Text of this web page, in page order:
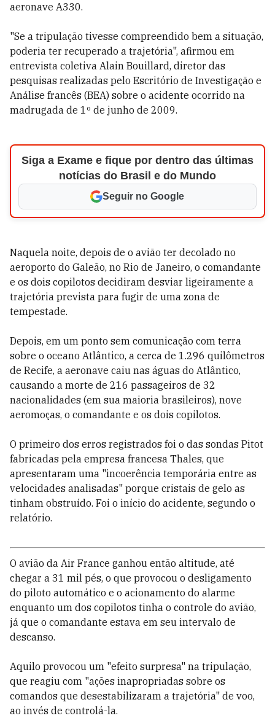
aeronave A330.
"Se a tripulação tivesse compreendido bem a situação,
poderia ter recuperado a trajetória", afirmou em
entrevista coletiva Alain Bouillard, diretor das
pesquisas realizadas pelo Escritório de Investigação e
Análise francês (BEA) sobre o acidente ocorrido na
madrugada de 1º de junho de 2009.
Siga a Exame e fique por dentro das últimas
notícias do Brasil e do Mundo
Seguir no Google
Naquela noite, depois de o avião ter decolado no
aeroporto do Galeão, no Rio de Janeiro, o comandante
e os dois copilotos decidiram desviar ligeiramente a
trajetória prevista para fugir de uma zona de
tempestade.
Depois, em um ponto sem comunicação com terra
sobre o oceano Atlântico, a cerca de 1.296 quilômetros
de Recife, a aeronave caiu nas águas do Atlântico,
causando a morte de 216 passageiros de 32
nacionalidades (em sua maioria brasileiros), nove
aeromoças, o comandante e os dois copilotos.
O primeiro dos erros registrados foi o das sondas Pitot
fabricadas pela empresa francesa Thales, que
apresentaram uma "incoerência temporária entre as
velocidades analisadas" porque cristais de gelo as
tinham obstruído. Foi o início do acidente, segundo o
relatório.
O avião da Air France ganhou então altitude, até
chegar a 31 mil pés, o que provocou o desligamento
do piloto automático e o acionamento do alarme
enquanto um dos copilotos tinha o controle do avião,
já que o comandante estava em seu intervalo de
descanso.
Aquilo provocou um "efeito surpresa" na tripulação,
que reagiu com "ações inapropriadas sobre os
comandos que desestabilizaram a trajetória" de voo,
ao invés de controlá-la.